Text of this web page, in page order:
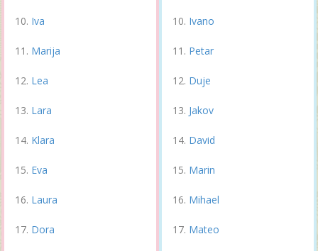
Iva
Marija
Lea
Lara
Klara
Eva
Laura
Dora
Ivano
Petar
Duje
Jakov
David
Marin
Mihael
Mateo